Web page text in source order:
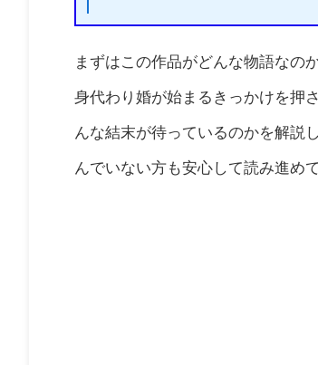
まずはこの作品がどんな物語なの
身代わり婚が始まるきっかけを押
んな結末が待っているのかを解説
んでいない方も安心して読み進め